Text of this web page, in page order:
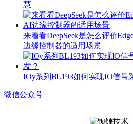
慧
来看看DeepSeek是怎么评价
边缘控制器的适用场景
IOy系列BL193如何实现IO信号
微信公众号